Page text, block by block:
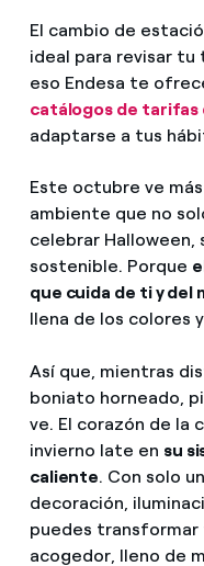
El cambio de
ideal para revisar
eso Endesa te
catálogos de tarifas
adaptarse a tus
Este octubre ve
ambiente que no
celebrar
sostenible. Porque
que cuida de ti y del
llena de los colores
Así que, mientras
boniato horneado,
ve. El corazón de la
invierno late en su
caliente. Con solo
decoración,
puedes transformar
acogedor, lleno de